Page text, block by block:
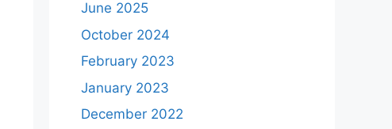
June 2025
October 2024
February 2023
January 2023
December 2022